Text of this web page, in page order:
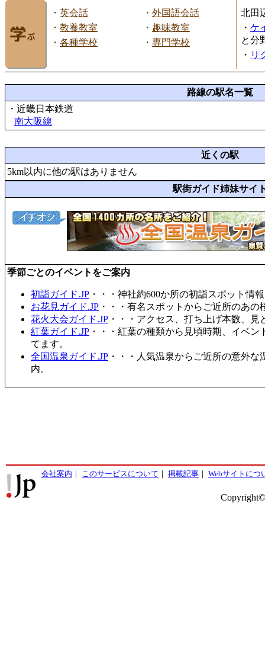
・ 英会話 ・ 外国語会話
・ 教養教室 ・ 趣味教室
・ 各種学校 ・ 専門学校
北田
・ ケ
と分
・ リ
路線の駅名一覧
・近畿日本鉄道
南大阪線
近くの駅
5km以内に他の駅はありません
駅街ガイド姉妹サイ
季節ごとのイベントをご案内
初詣ガイド.JP ・・・神社約600か所の初詣スポット情
お花見ガイド.JP ・・・有名スポットからご近所のあ
花火大会ガイド.JP ・・・アクセス、打ち上げ本数、
紅葉ガイド.JP ・・・紅葉の種類から見頃時期、イベ
てます。
全国温泉ガイド.JP ・・・人気温泉からご近所の意外
内。
会社案内 ｜ このサービスについて ｜ 掲載記事 ｜ Webサイトにつ